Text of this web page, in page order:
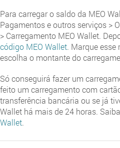
Para carregar o saldo da MEO
Pagamentos e outros serviços >
> Carregamento MEO Wallet.
código MEO Wallet. Marque esse
escolha o montante do
Só conseguirá fazer um
feito um carregamento com
transferência bancária ou se já
Wallet há mais de 24 horas.
Wallet.